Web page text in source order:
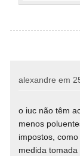
alexandre em
o iuc não têm
menos
impostos,
medida